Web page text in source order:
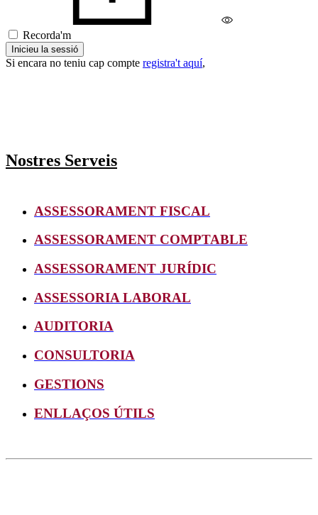
Recorda'm
Inicieu la sessió
Si encara no teniu cap compte registra't aquí,
Nostres Serveis
ASSESSORAMENT FISCAL
ASSESSORAMENT COMPTABLE
ASSESSORAMENT JURÍDIC
ASSESSORIA LABORAL
AUDITORIA
CONSULTORIA
GESTIONS
ENLLAÇOS ÚTILS